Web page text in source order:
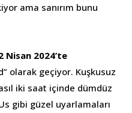
ama sanırım bunu
Nisan 2024’te
olarak geçiyor. Kuşkusuz
iki saat içinde dümdüz
gibi güzel uyarlamaları